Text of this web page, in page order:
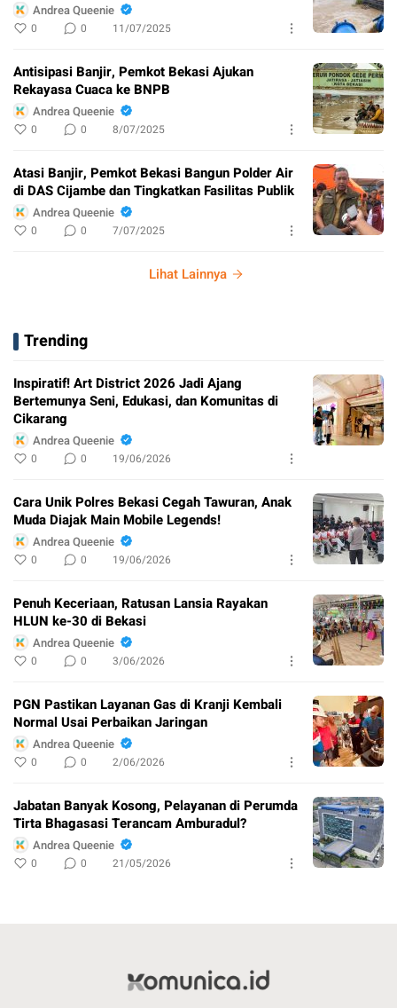
Andrea Queenie
0 0 11/07/2025
Antisipasi Banjir, Pemkot Bekasi Ajukan
Rekayasa Cuaca ke BNPB
Andrea Queenie
0 0 8/07/2025
Atasi Banjir, Pemkot Bekasi Bangun Polder Air
di DAS Cijambe dan Tingkatkan Fasilitas Publik
Andrea Queenie
0 0 7/07/2025
Lihat Lainnya
Trending
Inspiratif! Art District 2026 Jadi Ajang
Bertemunya Seni, Edukasi, dan Komunitas di
Cikarang
Andrea Queenie
0 0 19/06/2026
Cara Unik Polres Bekasi Cegah Tawuran, Anak
Muda Diajak Main Mobile Legends!
Andrea Queenie
0 0 19/06/2026
Penuh Keceriaan, Ratusan Lansia Rayakan
HLUN ke-30 di Bekasi
Andrea Queenie
0 0 3/06/2026
PGN Pastikan Layanan Gas di Kranji Kembali
Normal Usai Perbaikan Jaringan
Andrea Queenie
0 0 2/06/2026
Jabatan Banyak Kosong, Pelayanan di Perumda
Tirta Bhagasasi Terancam Amburadul?
Andrea Queenie
0 0 21/05/2026